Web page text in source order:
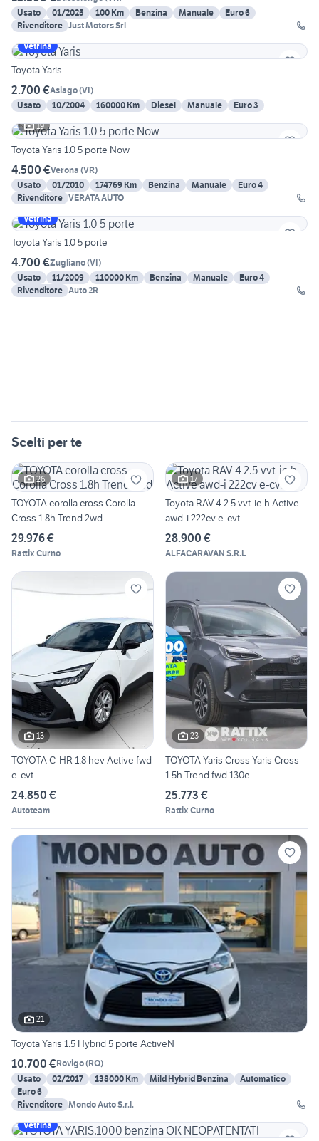
Usato
01/2025 100 Km Benzina Manuale
Euro 6
Rivenditore Just Motors Srl
Vetrina
Toyota Yaris
2.700 €Asiago(VI)
Usato
10/2004 160000 Km Diesel Manuale
Euro 3
19
Toyota Yaris 1.0 5 porte Now
4.500 €Verona (VR)
Usato
01/2010 174769 Km Benzina Manuale
Euro 4
Rivenditore VERATA AUTO
Vetrina
Toyota Yaris 1.0 5 porte
4.700 €Zugliano(VI)
Usato
11/2009 110000 Km Benzina Manuale
Euro 4
Rivenditore Auto 2R
Scelti per te
26
TOYOTA corolla cross Corolla
Cross 1.8h Trend 2wd
29.976 €
Rattix Curno
17
Toyota RAV 4 2.5 vvt-ie h Active
awd-i 222cv e-cvt
28.900 €
ALFACARAVAN S.R.L
13
TOYOTA C-HR 1.8 hev Active fwd
e-cvt
24.850 €
Autoteam
23
TOYOTA Yaris Cross Yaris Cross
1.5h Trend fwd 130c
25.773 €
Rattix Curno
21
Toyota Yaris 1.5 Hybrid 5 porte ActiveN
10.700 €Rovigo(RO)
Usato
02/2017 138000 Km Mild Hybrid Benzina
Automatico
Euro 6
Rivenditore Mondo Auto S.r.l.
Vetrina